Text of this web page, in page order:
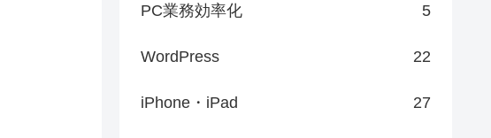
PC業務効率化 5
WordPress 22
iPhone・iPad 27